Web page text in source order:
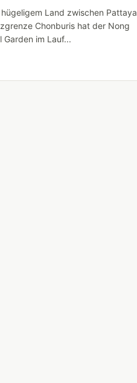
Land zwischen Pattaya
Chonburis hat der Nong
Garden im Lauf...